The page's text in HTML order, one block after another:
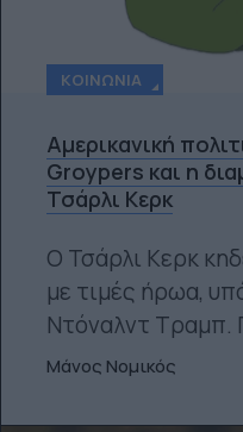
ΚΟΙΝΩΝΊΑ
Αμερικανική
Groypers και η
Τσάρλι Κερκ
O Τσάρλι Κερκ
με τιμές ήρωα,
Ντόναλντ Τραμπ.
Μάνος Νομικός